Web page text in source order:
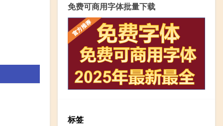
免费可商用字体批量下载
标签